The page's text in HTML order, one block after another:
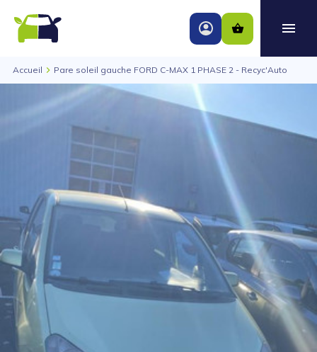
Accueil Pare soleil gauche FORD C-MAX 1 PHASE 2 - Recyc'Auto